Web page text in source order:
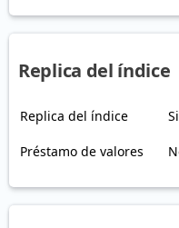
Replica del índice
Replica del índice
Préstamo de valores